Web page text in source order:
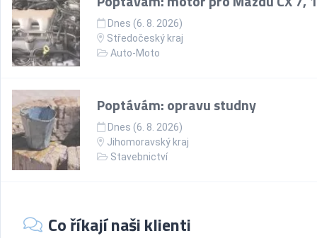
Dnes (6. 8. 2026)
Středočeský kraj
Auto-Moto
Poptávám: opravu studny
Dnes (6. 8. 2026)
Jihomoravský kraj
Stavebnictví
Co říkají naši klienti